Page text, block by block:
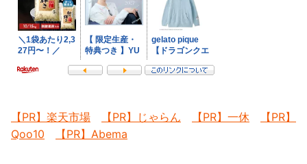
【PR】楽天市場 【PR】じゃらん 【PR】一休
【PR】
Qoo10
【PR】Abema